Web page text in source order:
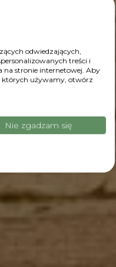
odwiedzających,
treści i
na stronie internetowej. Aby
których używamy, otwórz
Nie zgadzam się